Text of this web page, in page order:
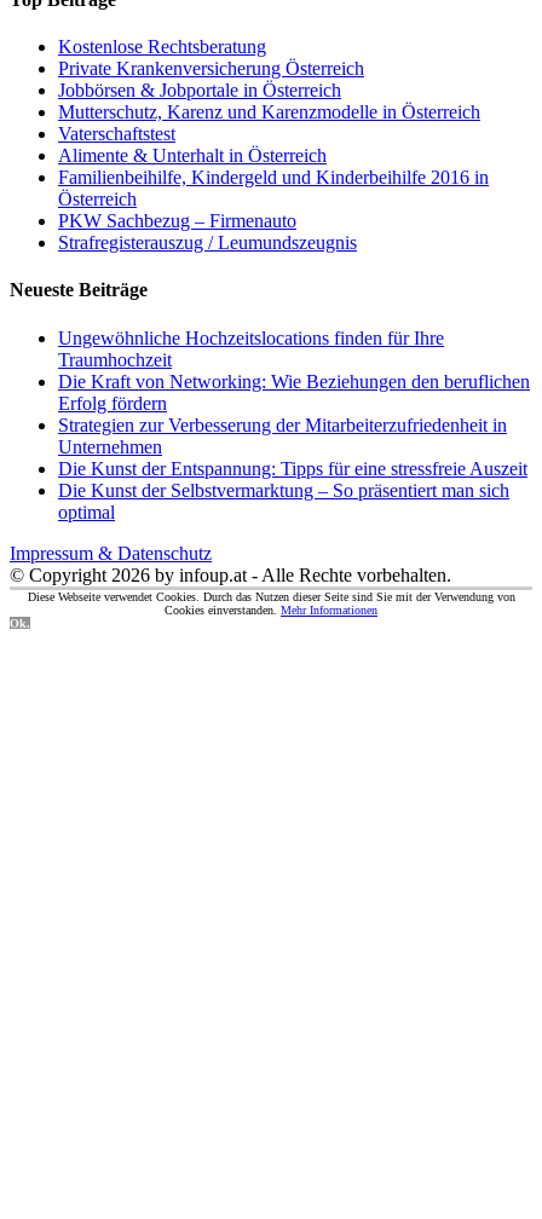
Kostenlose Rechtsberatung
Private Krankenversicherung Österreich
Jobbörsen & Jobportale in Österreich
Mutterschutz, Karenz und Karenzmodelle in Österreich
Vaterschaftstest
Alimente & Unterhalt in Österreich
Familienbeihilfe, Kindergeld und Kinderbeihilfe 2016 in
Österreich
PKW Sachbezug – Firmenauto
Strafregisterauszug / Leumundszeugnis
Neueste Beiträge
Ungewöhnliche Hochzeitslocations finden für Ihre
Traumhochzeit
Die Kraft von Networking: Wie Beziehungen den beruflichen
Erfolg fördern
Strategien zur Verbesserung der Mitarbeiterzufriedenheit in
Unternehmen
Die Kunst der Entspannung: Tipps für eine stressfreie Auszeit
Die Kunst der Selbstvermarktung – So präsentiert man sich
optimal
Impressum & Datenschutz
© Copyright 2026 by infoup.at - Alle Rechte vorbehalten.
Diese Webseite verwendet Cookies. Durch das Nutzen dieser Seite sind Sie mit der Verwendung von
Cookies einverstanden. Mehr Informationen
Ok.